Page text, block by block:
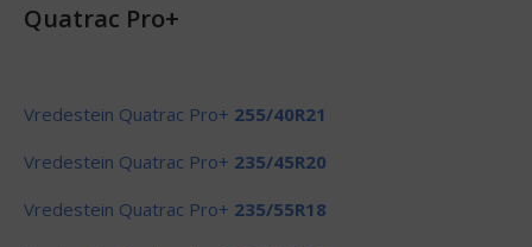
Quatrac Pro+
Vredestein Quatrac Pro+ 255/40R21
Vredestein Quatrac Pro+ 235/45R20
Vredestein Quatrac Pro+ 235/55R18